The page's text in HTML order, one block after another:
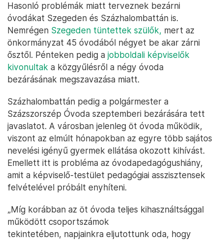
Hasonló problémák miatt terveznek bezárni
óvodákat Szegeden és Százhalombattán is.
Nemrégen Szegeden tüntettek szülők, mert az
önkormányzat 45 óvodából négyet be akar zárni
ősztől. Pénteken pedig a jobboldali képviselők
kivonultak a közgyűlésről a négy óvoda
bezárásának megszavazása miatt.
Százhalombattán pedig a polgármester a
Százszorszép Óvoda szeptemberi bezárására tett
javaslatot. A városban jelenleg öt óvoda működik,
viszont az elmúlt hónapokban az egyre több sajátos
nevelési igényű gyermek ellátása okozott kihívást.
Emellett itt is probléma az óvodapedagógushiány,
amit a képviselő-testület pedagógiai asszisztensek
felvételével próbált enyhíteni.
„Míg korábban az öt óvoda teljes kihasználtsággal
működött csoportszámok
tekintetében, napjainkra eljutottunk oda, hogy